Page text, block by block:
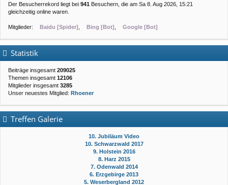
Der Besucherrekord liegt bei 941 Besuchern, die am Sa 8. Aug 2026, 15:21
gleichzeitig online waren.
Mitglieder: Baidu [Spider] Bing [Bot] Google [Bot]
Statistik
Beiträge insgesamt 209025
Themen insgesamt 12106
Mitglieder insgesamt 3285
Unser neuestes Mitglied: Rhoener
Treffen Galerie
10. Jubiläum Video
10. Schwarzwald 2017
9. Holstein 2016
8. Harz 2015
7. Odenwald 2014
6. Erzgebirge 2013
5. Weserbergland 2012